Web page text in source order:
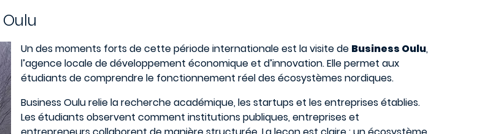
Un des moments forts de cette période internationale est la visite de Business Oulu,
l’agence locale de développement économique et d’innovation. Elle permet aux
étudiants de comprendre le fonctionnement réel des écosystèmes nordiques.
Business Oulu relie la recherche académique, les startups et les entreprises établies.
Les étudiants observent comment institutions publiques, entreprises et